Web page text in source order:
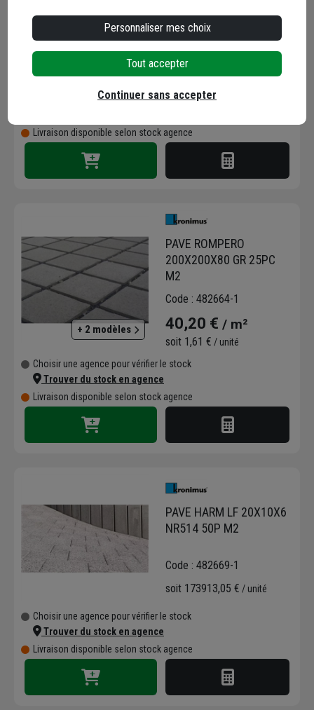
+ 2 modèles
Code : 482668-1
31,80 €
soit0,64 €/ unité
Choisir une agence pour vérifier le stock
Livraison disponible selon stock agence
+ 2 modèles
PAVE ROMPERO
200X200X80 GR 25PC
M2
Code : 482664-1
40,20 € / m²
soit 1,61 € / unité
Choisir une agence pour vérifier le stock
Trouver du stock en agence
Livraison disponible selon stock agence
PAVE HARM LF 20X10X6
NR514 50P M2
Code : 482669-1
soit 173913,05 € / unité
Choisir une agence pour vérifier le stock
Trouver du stock en agence
Livraison disponible selon stock agence
Personnaliser mes choix
Tout accepter
Continuer sans accepter